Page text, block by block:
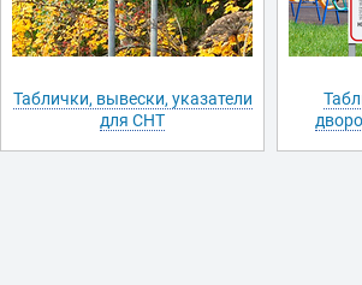
Таблички, вывески, указатели
для СНТ